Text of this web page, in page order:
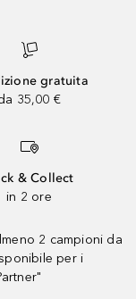
gratuita
35,00 €
& Collect
in 2 ore
2 campioni da
per i